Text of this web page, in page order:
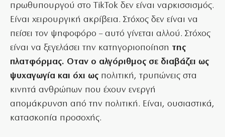
πρωθυπουργού στο TikTok δεν είναι ναρκισσισμός.
Είναι χειρουργική ακρίβεια. Στόχος δεν είναι να
πείσει τον ψηφοφόρο – αυτό γίνεται αλλού. Στόχος
είναι να ξεγελάσει την κατηγοριοποίηση της
πλατφόρμας. Οταν ο αλγόριθμος σε διαβάζει ως
ψυχαγωγία και όχι ως πολιτική, τρυπώνεις στα
κινητά ανθρώπων που έχουν ενεργή
απομάκρυνση από την πολιτική. Είναι, ουσιαστικά,
κατασκοπία προσοχής.